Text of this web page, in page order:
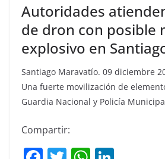
Autoridades
de dron con posible
explosivo en
Santiago Maravatío. 09 diciembre
Una fuerte movilización de
Guardia Nacional y Policía
Compartir: